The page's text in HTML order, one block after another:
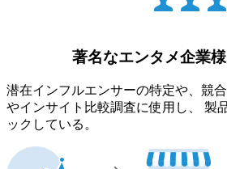
著名なエンタメ企業様
潜在インフルエンサーの特定や、競
やインサイト比較調査に使用し、 製
ックしている。